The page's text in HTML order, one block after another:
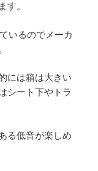
す。
いるのでメーカ
には箱は大きい
シート下やトラ
る低音が楽しめ